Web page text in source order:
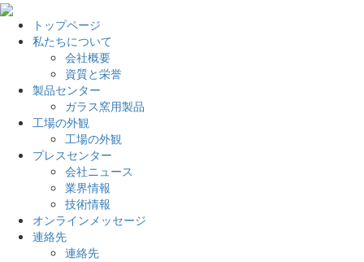
トップページ
私たちについて
会社概要
資質と栄誉
製品センター
ガラス窯用製品
工場の外観
工場の外観
プレスセンター
会社ニュース
業界情報
技術情報
オンラインメッセージ
連絡先
連絡先